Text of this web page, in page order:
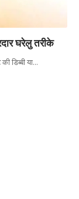
घरेलु तरीके
डिब्‍बी या…